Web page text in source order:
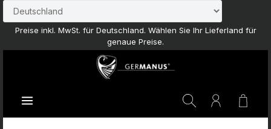
Zum Hauptinhalt springen
Preise inkl. MwSt. für Deutschland. Wählen Sie Ihr Lieferland für
genaue Preise.